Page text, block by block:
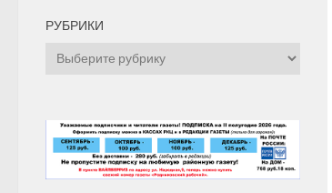
РУБРИКИ
Рубрики